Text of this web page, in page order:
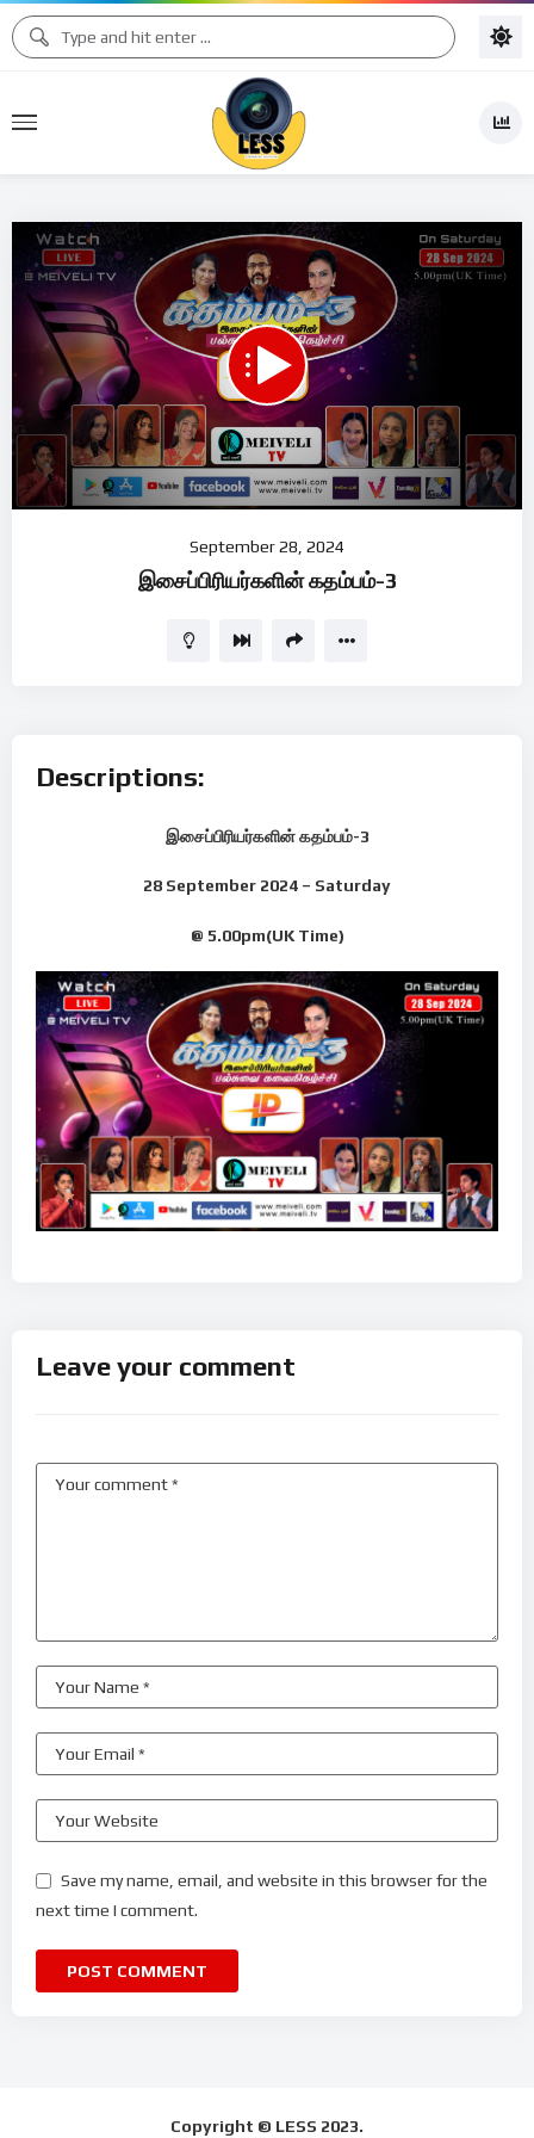
September 28, 2024
இசைப்பிரியர்களின் கதம்பம்-3
Descriptions:
இசைப்பிரியர்களின் கதம்பம்-3
28 September 2024 – Saturday
@ 5.00pm(UK Time)
Leave your comment
Save my name, email, and website in this browser for the
next time I comment.
Copyright © LESS 2023.